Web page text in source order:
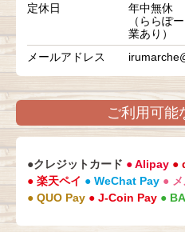
定休日
年中無休
（ららぽ
業あり）
メールアドレス
ご利用可能
●クレジットカード ● Alipay ●
● 楽天ペイ ● WeChat Pay ●
● QUO Pay ● J-Coin Pay ●